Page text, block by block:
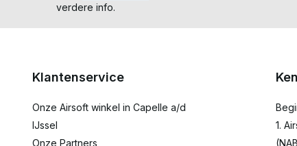
verdere info.
Klantenservice
Onze Airsoft winkel in Capelle a/d
IJssel
Onze Partners
1.